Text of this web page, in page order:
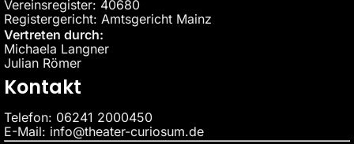
Vereinsregister: 40680
Registergericht: Amtsgericht Mainz
Vertreten durch:
Michaela Langner
Julian Römer
Kontakt
Telefon: 06241 2000450
E-Mail: info@theater-curiosum.de